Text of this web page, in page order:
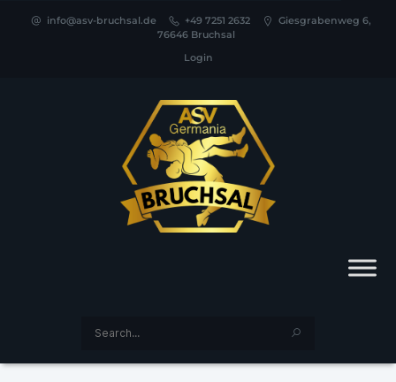
info@asv-bruchsal.de +49 7251 2632
Giesgrabenweg 6,
76646 Bruchsal
Login